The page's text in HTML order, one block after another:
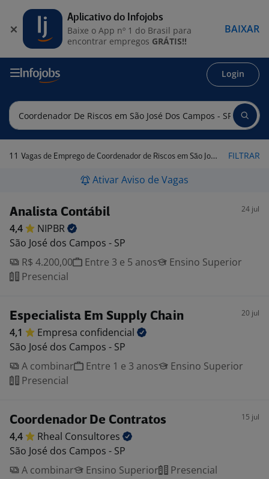
Login
11 Vagas de Emprego de Coordenador de Riscos em São José dos Campos - SP FILTRAR
Ativar Aviso de Vagas
Analista Contábil 24 jul
4,4
NIPBR
São José dos Campos - SP
R$ 4.200,00
Entre 3 e 5 anos
Ensino Superior
Presencial
Especialista Em Supply Chain 20 jul
4,1 Empresa confidencial
São José dos Campos - SP
A combinar
Entre 1 e 3 anos
Ensino Superior
Presencial
Coordenador De Contratos 15 jul
4,4 Rheal Consultores
São José dos Campos - SP
A combinar
Ensino Superior Presencial
Aplicativo do Infojobs
Baixe o App nº 1 do Brasil para
encontrar empregos GRÁTIS!!
BAIXAR